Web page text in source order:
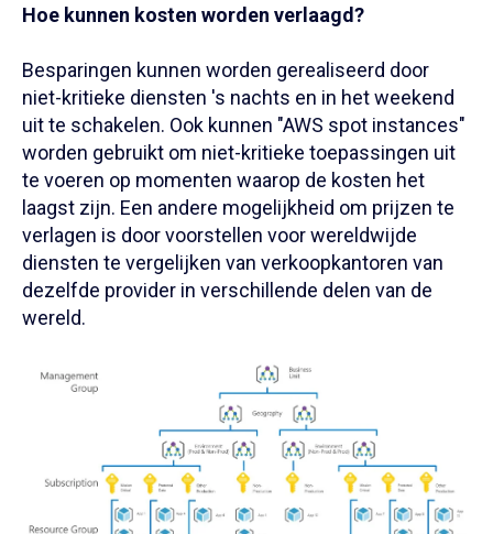
Hoe kunnen kosten worden verlaagd?
Besparingen kunnen worden gerealiseerd door
niet-kritieke diensten 's nachts en in het weekend
uit te schakelen. Ook kunnen "AWS spot instances"
worden gebruikt om niet-kritieke toepassingen uit
te voeren op momenten waarop de kosten het
laagst zijn. Een andere mogelijkheid om prijzen te
verlagen is door voorstellen voor wereldwijde
diensten te vergelijken van verkoopkantoren van
dezelfde provider in verschillende delen van de
wereld.